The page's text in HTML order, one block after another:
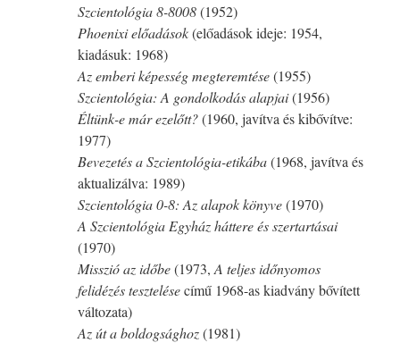
Szcientológia8-8008(1952)
Phoenixi előadások(előadások ideje: 1954,
kiadásuk: 1968)
Az emberi képesség megteremtése(1955)
Szcientológia: A gondolkodás alapjai(1956)
Éltünk-e már ezelőtt?(1960, javítva és kibővítve:
1977)
Bevezetés a Szcientológia-etikába(1968, javítva és
aktualizálva: 1989)
Szcientológia0-8: Az alapok könyve(1970)
A Szcientológia Egyház háttere és szertartásai
(1970)
Misszió az időbe(1973, A teljesidőnyomos
felidézés tesztelésecímű 1968-as kiadvány bővített
változata)
Az út a boldogsághoz(1981)